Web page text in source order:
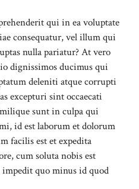
qui in ea voluptate
consequatur, vel illum qui
nulla pariatur? At vero
dignissimos ducimus qui
deleniti atque corrupti
excepturi sint occaecati
sunt in culpa qui
id est laborum et dolorum
facilis est et expedita
cum soluta nobis est
quo minus id quod